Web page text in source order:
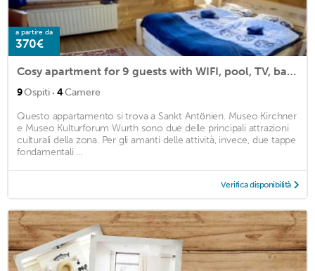
a partire da
370€
Cosy apartment for 9 guests with WIFI, pool, TV, balcony and parking
9Ospiti · 4Camere
Questo appartamento si trova a Sankt Antönien. Museo Kirchner
e Museo Kulturforum Wurth sono due delle principali attrazioni
culturali della zona. Per gli amanti delle attività, invece, due tappe
fondamentali ...
Verifica disponibilità